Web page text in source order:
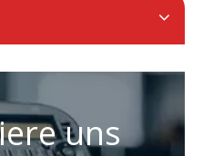
uns